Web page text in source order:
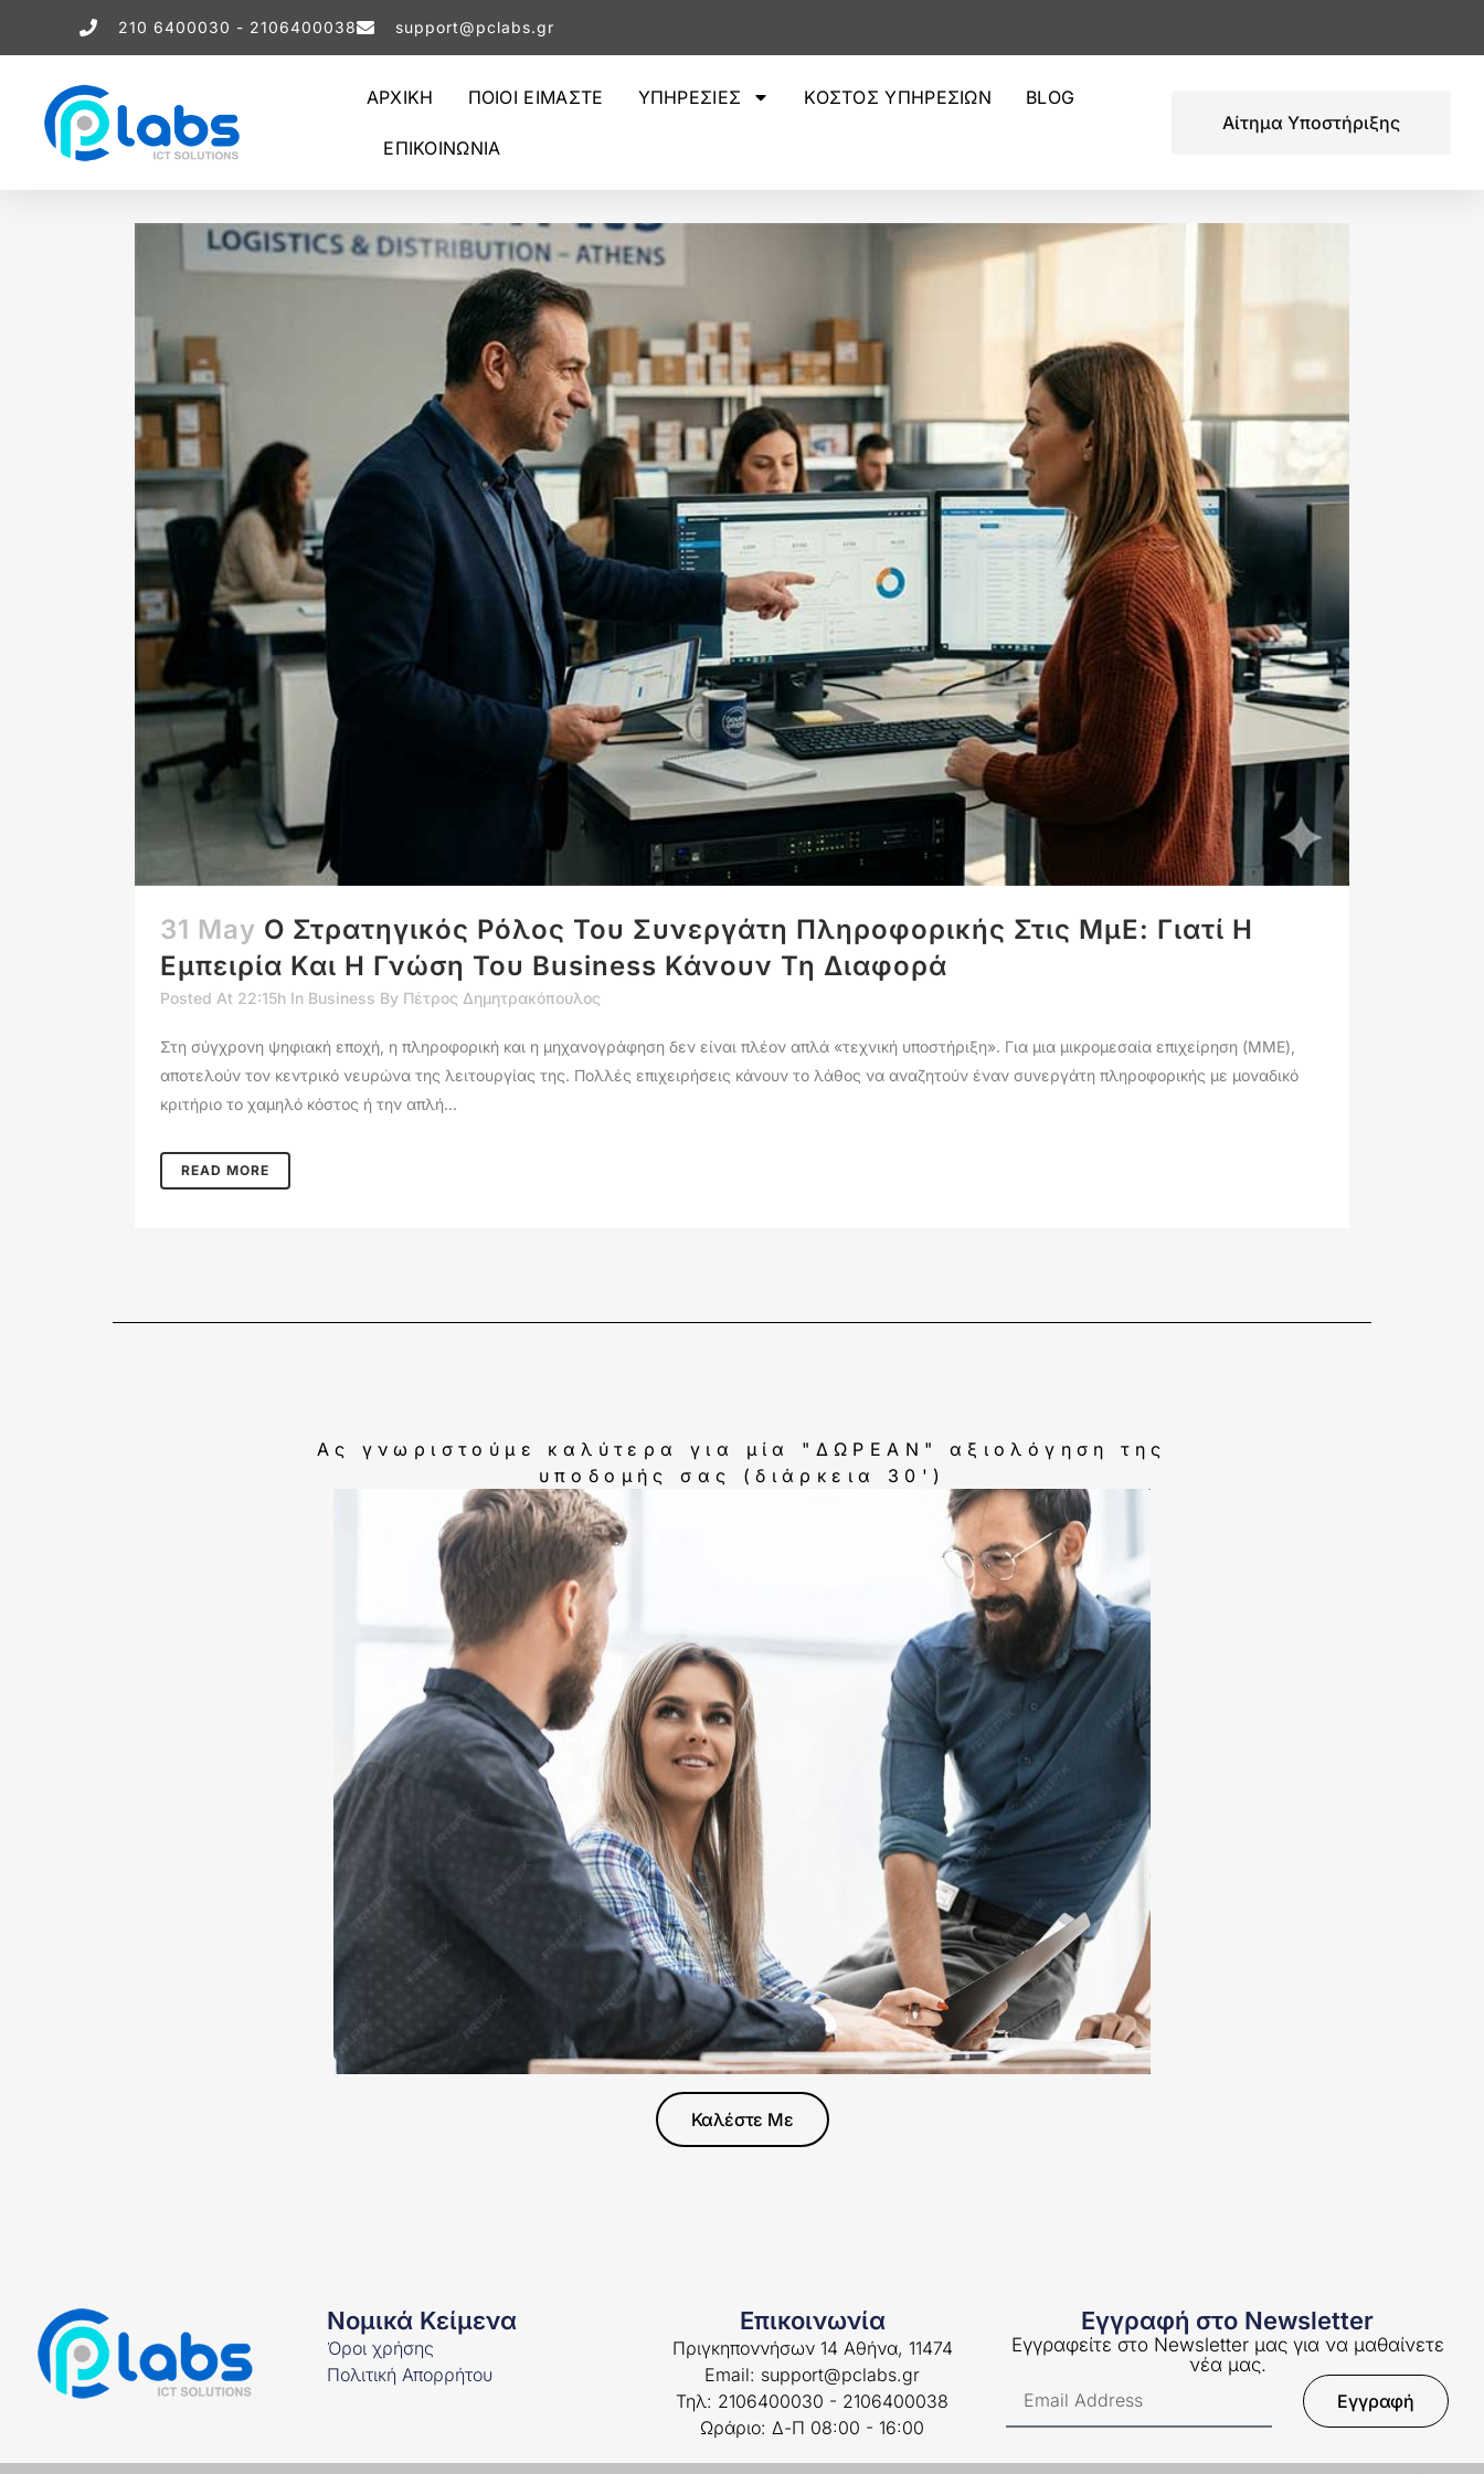
210 6400030 - 2106400038 support@pclabs.gr
ΑΡΧΙΚΗ ΠΟΙΟΙ ΕΙΜΑΣΤΕ ΥΠΗΡΕΣΙΕΣ ΚΟΣΤΟΣ ΥΠΗΡΕΣΙΩΝ BLOG
ΕΠΙΚΟΙΝΩΝΙΑ
Αίτημα Υποστήριξης
31 May Ο Στρατηγικός Ρόλος Του Συνεργάτη Πληροφορικής Στις ΜμΕ: Γιατί Η
Εμπειρία Και Η Γνώση Του Business Κάνουν Τη Διαφορά
Posted At 22:15h In Business By Πέτρος Δημητρακόπουλος
Στη σύγχρονη ψηφιακή εποχή, η πληροφορική και η μηχανογράφηση δεν είναι πλέον απλά «τεχνική υποστήριξη». Για μια μικρομεσαία επιχείρηση (ΜΜΕ),
αποτελούν τον κεντρικό νευρώνα της λειτουργίας της. Πολλές επιχειρήσεις κάνουν το λάθος να αναζητούν έναν συνεργάτη πληροφορικής με μοναδικό
κριτήριο το χαμηλό κόστος ή την απλή...
READ MORE
Ας γνωριστούμε καλύτερα για μία "ΔΩΡΕΑΝ" αξιολόγηση της
υποδομής σας (διάρκεια 30')
Καλέστε Με
Νομικά Κείμενα
Όροι χρήσης
Πολιτική Απορρήτου
Επικοινωνία
Πριγκηποννήσων 14 Αθήνα, 11474
Email: support@pclabs.gr
Τηλ: 2106400030 - 2106400038
Ωράριο: Δ-Π 08:00 - 16:00
Εγγραφή στο Newsletter
Εγγραφείτε στο Newsletter μας για να μαθαίνετε
νέα μας.
Εγγραφή